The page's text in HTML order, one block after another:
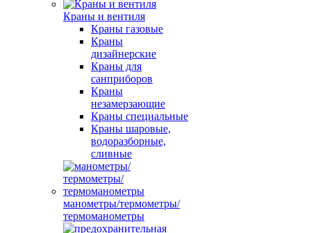
Краны и вентиля
Краны газовые
Краны
дизайнерские
Краны для
санприборов
Краны
незамерзающие
Краны специальные
Краны шаровые,
водоразборные,
сливные
манометры/термометры/
термоманометры